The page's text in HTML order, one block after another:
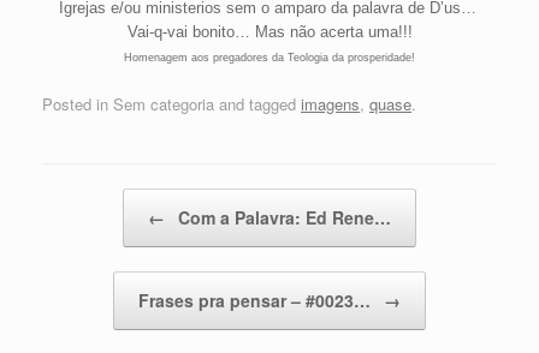
Igrejas e/ou ministerios sem o amparo da palavra de D’us…
Vai-q-vai bonito… Mas não acerta uma!!!
Homenagem aos pregadores da Teologia da prosperidade!
Posted in Sem categoria and tagged imagens, quase.
← Com a Palavra: Ed Rene…
Frases pra pensar – #0023… →